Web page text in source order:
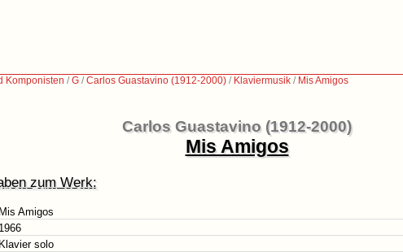
Komponisten /G /Carlos Guastavino (1912-2000) / Klaviermusik / Mis Amigos
Carlos Guastavino (1912-2000)
Mis Amigos
zum Werk:
Mis Amigos
1966
Klavier solo